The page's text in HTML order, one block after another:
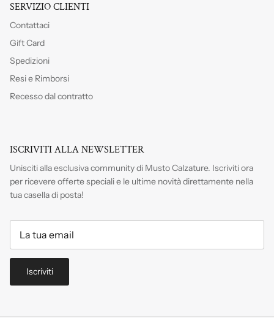
SERVIZIO CLIENTI
Contattaci
Gift Card
Spedizioni
Resi e Rimborsi
Recesso dal contratto
ISCRIVITI ALLA NEWSLETTER
Unisciti alla esclusiva community di Musto Calzature. Iscrivitiora
per ricevere offerte speciali e le ultime novità direttamente nella
tua casella di posta!
Iscriviti